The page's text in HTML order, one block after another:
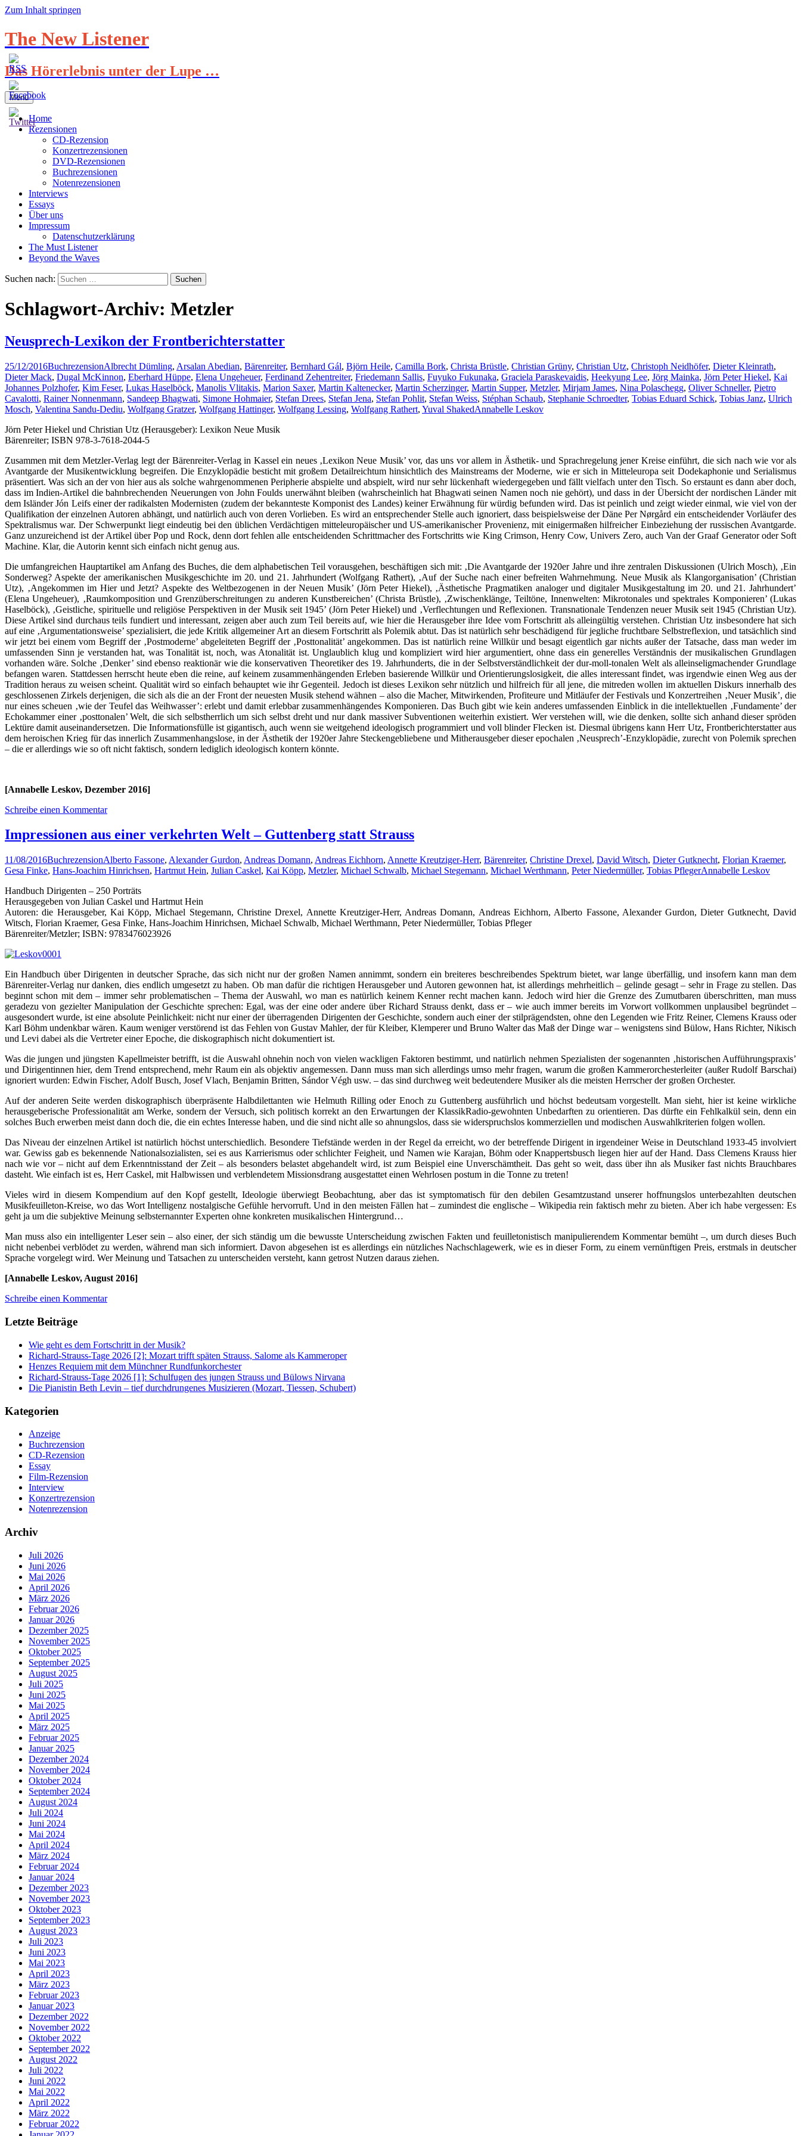
Zum Inhalt springen
The New Listener
Das Hörerlebnis unter der Lupe …
Menü
Home
Rezensionen
CD-Rezension
Konzertrezensionen
DVD-Rezensionen
Buchrezensionen
Notenrezensionen
Interviews
Essays
Über uns
Impressum
Datenschutzerklärung
The Must Listener
Beyond the Waves
Suchen nach:
Schlagwort-Archiv: Metzler
Neusprech-Lexikon der Frontberichterstatter
25/12/2016BuchrezensionAlbrecht Dümling, Arsalan Abedian, Bärenreiter, Bernhard Gál, Björn Heile, Camilla Bork, Christa Brüstle, Christian Grüny, Christian Utz, Christoph Neidhöfer, Dieter Kleinrath,
Dieter Mack, Dugal McKinnon, Eberhard Hüppe, Elena Ungeheuer, Ferdinand Zehentreiter, Friedemann Sallis, Fuyuko Fukunaka, Graciela Paraskevaidis, Heekyung Lee, Jörg Mainka, Jörn Peter Hiekel, Kai
Johannes Polzhofer, Kim Feser, Lukas Haselböck, Manolis Vlitakis, Marion Saxer, Martin Kaltenecker, Martin Scherzinger, Martin Supper, Metzler, Mirjam James, Nina Polaschegg, Oliver Schneller, Pietro
Cavalotti, Rainer Nonnenmann, Sandeep Bhagwati, Simone Hohmaier, Stefan Drees, Stefan Jena, Stefan Pohlit, Stefan Weiss, Stéphan Schaub, Stephanie Schroedter, Tobias Eduard Schick, Tobias Janz, Ulrich
Mosch, Valentina Sandu-Dediu, Wolfgang Gratzer, Wolfgang Hattinger, Wolfgang Lessing, Wolfgang Rathert, Yuval ShakedAnnabelle Leskov
Jörn Peter Hiekel und Christian Utz (Herausgeber): Lexikon Neue Musik
Bärenreiter; ISBN 978-3-7618-2044-5
Zusammen mit dem Metzler-Verlag legt der Bärenreiter-Verlag in Kassel ein neues ‚Lexikon Neue Musik’ vor, das uns vor allem in Ästhetik- und Sprachregelung jener Kreise einführt, die sich nach wie vor als
Avantgarde der Musikentwicklung begreifen. Die Enzyklopädie besticht mit großem Detailreichtum hinsichtlich des Mainstreams der Moderne, wie er sich in Mitteleuropa seit Dodekaphonie und Serialismus
präsentiert. Was sich an der von hier aus als solche wahrgenommenen Peripherie abspielte und abspielt, wird nur sehr lückenhaft wiedergegeben und fällt vielfach unter den Tisch. So erstaunt es dann aber doch,
dass im Indien-Artikel die bahnbrechenden Neuerungen von John Foulds unerwähnt bleiben (wahrscheinlich hat Bhagwati seinen Namen noch nie gehört), und dass in der Übersicht der nordischen Länder mit
dem Isländer Jón Leifs einer der radikalsten Modernisten (zudem der bekannteste Komponist des Landes) keiner Erwähnung für würdig befunden wird. Das ist peinlich und zeigt wieder einmal, wie viel von der
Qualifikation der einzelnen Autoren abhängt, und natürlich auch von deren Vorlieben. Es wird an entsprechender Stelle auch ignoriert, dass beispielsweise der Däne Per Nørgård ein entscheidender Vorläufer des
Spektralismus war. Der Schwerpunkt liegt eindeutig bei den üblichen Verdächtigen mitteleuropäischer und US-amerikanischer Provenienz, mit einigermaßen hilfreicher Einbeziehung der russischen Avantgarde.
Ganz unzureichend ist der Artikel über Pop und Rock, denn dort fehlen alle entscheidenden Schrittmacher des Fortschritts wie King Crimson, Henry Cow, Univers Zero, auch Van der Graaf Generator oder Soft
Machine. Klar, die Autorin kennt sich einfach nicht genug aus.
Die umfangreichen Hauptartikel am Anfang des Buches, die dem alphabetischen Teil vorausgehen, beschäftigen sich mit: ‚Die Avantgarde der 1920er Jahre und ihre zentralen Diskussionen (Ulrich Mosch), ‚Ein
Sonderweg? Aspekte der amerikanischen Musikgeschichte im 20. und 21. Jahrhundert (Wolfgang Rathert), ‚Auf der Suche nach einer befreiten Wahrnehmung. Neue Musik als Klangorganisation’ (Christian
Utz), ‚Angekommen im Hier und Jetzt? Aspekte des Weltbezogenen in der Neuen Musik’ (Jörn Peter Hiekel), ‚Ästhetische Pragmatiken analoger und digitaler Musikgestaltung im 20. und 21. Jahrhundert’
(Elena Ungeheuer), ‚Raumkomposition und Grenzüberschreitungen zu anderen Kunstbereichen’ (Christa Brüstle), ‚Zwischenklänge, Teiltöne, Innenwelten: Mikrotonales und spektrales Komponieren’ (Lukas
Haselböck), ‚Geistliche, spirituelle und religiöse Perspektiven in der Musik seit 1945’ (Jörn Peter Hiekel) und ‚Verflechtungen und Reflexionen. Transnationale Tendenzen neuer Musik seit 1945 (Christian Utz).
Diese Artikel sind durchaus teils fundiert und interessant, zeigen aber auch zum Teil bereits auf, wie hier die Herausgeber ihre Idee vom Fortschritt als alleingültig verstehen. Christian Utz insbesondere hat sich
auf eine ‚Argumentationsweise’ spezialisiert, die jede Kritik allgemeiner Art an diesem Fortschritt als Polemik abtut. Das ist natürlich sehr beschädigend für jegliche fruchtbare Selbstreflexion, und tatsächlich sind
wir jetzt bei einem vom Begriff der ‚Postmoderne’ abgeleiteten Begriff der ‚Posttonalität’ angekommen. Das ist natürlich reine Willkür und besagt eigentlich gar nichts außer der Tatsache, dass man weder im
umfassenden Sinn je verstanden hat, was Tonalität ist, noch, was Atonalität ist. Unglaublich klug und kompliziert wird hier argumentiert, ohne dass ein generelles Verständnis der musikalischen Grundlagen
vorhanden wäre. Solche ‚Denker’ sind ebenso reaktionär wie die konservativen Theoretiker des 19. Jahrhunderts, die in der Selbstverständlichkeit der dur-moll-tonalen Welt als alleinseligmachender Grundlage
befangen waren. Stattdessen herrscht heute eben die reine, auf keinem zusammenhängenden Erleben basierende Willkür und Orientierungslosigkeit, die alles interessant findet, was irgendwie einen Weg aus der
Tradition heraus zu weisen scheint. Qualität wird so einfach behauptet wie ihr Gegenteil. Jedoch ist dieses Lexikon sehr nützlich und hilfreich für all jene, die mitreden wollen im aktuellen Diskurs innerhalb des
geschlossenen Zirkels derjenigen, die sich als die an der Front der neuesten Musik stehend wähnen – also die Macher, Mitwirkenden, Profiteure und Mitläufer der Festivals und Konzertreihen ‚Neuer Musik’, die
nur eines scheuen ‚wie der Teufel das Weihwasser’: erlebt und damit erlebbar zusammenhängendes Komponieren. Das Buch gibt wie kein anderes umfassenden Einblick in die intellektuellen ‚Fundamente’ der
Echokammer einer ‚posttonalen’ Welt, die sich selbstherrlich um sich selbst dreht und nur dank massiver Subventionen weiterhin existiert. Wer verstehen will, wie die denken, sollte sich anhand dieser spröden
Lektüre damit auseinandersetzen. Die Informationsfülle ist gigantisch, auch wenn sie weitgehend ideologisch programmiert und voll blinder Flecken ist. Diesmal übrigens kann Herr Utz, Frontberichterstatter aus
dem heroischen Krieg für das innerlich Zusammenhangslose, in der Ästhetik der 1920er Jahre Steckengebliebene und Mitherausgeber dieser epochalen ‚Neusprech’-Enzyklopädie, zurecht von Polemik sprechen
– die er allerdings wie so oft nicht faktisch, sondern lediglich ideologisch kontern könnte.
[Annabelle Leskov, Dezember 2016]
Schreibe einen Kommentar
Impressionen aus einer verkehrten Welt – Guttenberg statt Strauss
11/08/2016BuchrezensionAlberto Fassone, Alexander Gurdon, Andreas Domann, Andreas Eichhorn, Annette Kreutziger-Herr, Bärenreiter, Christine Drexel, David Witsch, Dieter Gutknecht, Florian Kraemer,
Gesa Finke, Hans-Joachim Hinrichsen, Hartmut Hein, Julian Caskel, Kai Köpp, Metzler, Michael Schwalb, Michael Stegemann, Michael Werthmann, Peter Niedermüller, Tobias PflegerAnnabelle Leskov
Handbuch Dirigenten – 250 Porträts
Herausgegeben von Julian Caskel und Hartmut Hein
Autoren: die Herausgeber, Kai Köpp, Michael Stegemann, Christine Drexel, Annette Kreutziger-Herr, Andreas Domann, Andreas Eichhorn, Alberto Fassone, Alexander Gurdon, Dieter Gutknecht, David
Witsch, Florian Kraemer, Gesa Finke, Hans-Joachim Hinrichsen, Michael Schwalb, Michael Werthmann, Peter Niedermüller, Tobias Pfleger
Bärenreiter/Metzler; ISBN: 9783476023926
Ein Handbuch über Dirigenten in deutscher Sprache, das sich nicht nur der großen Namen annimmt, sondern ein breiteres beschreibendes Spektrum bietet, war lange überfällig, und insofern kann man dem
Bärenreiter-Verlag nur danken, dies endlich umgesetzt zu haben. Ob man dafür die richtigen Herausgeber und Autoren gewonnen hat, ist allerdings mehrheitlich – gelinde gesagt – sehr in Frage zu stellen. Das
beginnt schon mit dem – immer sehr problematischen – Thema der Auswahl, wo man es natürlich keinem Kenner recht machen kann. Jedoch wird hier die Grenze des Zumutbaren überschritten, man muss
geradezu von gezielter Manipulation der Geschichte sprechen: Egal, was der eine oder andere über Richard Strauss denkt, dass er – wie auch immer bereits im Vorwort vollkommen unplausibel begründet –
ausgesondert wurde, ist eine absolute Peinlichkeit: nicht nur einer der überragenden Dirigenten der Geschichte, sondern auch einer der stilprägendsten, ohne den Legenden wie Fritz Reiner, Clemens Krauss oder
Karl Böhm undenkbar wären. Kaum weniger verstörend ist das Fehlen von Gustav Mahler, der für Kleiber, Klemperer und Bruno Walter das Maß der Dinge war – wenigstens sind Bülow, Hans Richter, Nikisch
und Levi dabei als die Vertreter einer Epoche, die diskographisch nicht dokumentiert ist.
Was die jungen und jüngsten Kapellmeister betrifft, ist die Auswahl ohnehin noch von vielen wackligen Faktoren bestimmt, und natürlich nehmen Spezialisten der sogenannten ‚historischen Aufführungspraxis’
und Dirigentinnen hier, dem Trend entsprechend, mehr Raum ein als objektiv angemessen. Dann muss man sich allerdings umso mehr fragen, warum die großen Kammerorchesterleiter (außer Rudolf Barschai)
ignoriert wurden: Edwin Fischer, Adolf Busch, Josef Vlach, Benjamin Britten, Sándor Végh usw. – das sind durchweg weit bedeutendere Musiker als die meisten Herrscher der großen Orchester.
Auf der anderen Seite werden diskographisch überpräsente Halbdilettanten wie Helmuth Rilling oder Enoch zu Guttenberg ausführlich und höchst bedeutsam vorgestellt. Man sieht, hier ist keine wirkliche
herausgeberische Professionalität am Werke, sondern der Versuch, sich politisch korrekt an den Erwartungen der KlassikRadio-gewohnten Unbedarften zu orientieren. Das dürfte ein Fehlkalkül sein, denn ein
solches Buch erwerben meist dann doch die, die ein echtes Interesse haben, und die sind nicht alle so ahnungslos, dass sie widerspruchslos kommerziellen und modischen Auswahlkriterien folgen wollen.
Das Niveau der einzelnen Artikel ist natürlich höchst unterschiedlich. Besondere Tiefstände werden in der Regel da erreicht, wo der betreffende Dirigent in irgendeiner Weise in Deutschland 1933-45 involviert
war. Gewiss gab es bekennende Nationalsozialisten, sei es aus Karrierismus oder schlichter Feigheit, und Namen wie Karajan, Böhm oder Knappertsbusch liegen hier auf der Hand. Dass Clemens Krauss hier
nach wie vor – nicht auf dem Erkenntnisstand der Zeit – als besonders belastet abgehandelt wird, ist zum Beispiel eine Unverschämtheit. Das geht so weit, dass über ihn als Musiker fast nichts Brauchbares
dasteht. Wie einfach ist es, Herr Caskel, mit Halbwissen und verblendetem Missionsdrang ausgestattet einen Wehrlosen postum in die Tonne zu treten!
Vieles wird in diesem Kompendium auf den Kopf gestellt, Ideologie überwiegt Beobachtung, aber das ist symptomatisch für den debilen Gesamtzustand unserer hoffnungslos unterbezahlten deutschen
Musikfeuilleton-Kreise, wo das Wort Intelligenz nostalgische Gefühle hervorruft. Und in den meisten Fällen hat – zumindest die englische – Wikipedia rein faktisch mehr zu bieten. Aber ich habe vergessen: Es
geht ja um die subjektive Meinung selbsternannter Experten ohne konkreten musikalischen Hintergrund…
Man muss also ein intelligenter Leser sein – also einer, der sich ständig um die bewusste Unterscheidung zwischen Fakten und feuilletonistisch manipulierendem Kommentar bemüht –, um durch dieses Buch
nicht nebenbei verblödet zu werden, während man sich informiert. Davon abgesehen ist es allerdings ein nützliches Nachschlagewerk, wie es in dieser Form, zu einem vernünftigen Preis, erstmals in deutscher
Sprache vorgelegt wird. Wer Meinung und Tatsachen zu unterscheiden versteht, kann getrost Nutzen daraus ziehen.
[Annabelle Leskov, August 2016]
Schreibe einen Kommentar
Letzte Beiträge
Wie geht es dem Fortschritt in der Musik?
Richard-Strauss-Tage 2026 [2]: Mozart trifft späten Strauss, Salome als Kammeroper
Henzes Requiem mit dem Münchner Rundfunkorchester
Richard-Strauss-Tage 2026 [1]: Schulfugen des jungen Strauss und Bülows Nirvana
Die Pianistin Beth Levin – tief durchdrungenes Musizieren (Mozart, Tiessen, Schubert)
Kategorien
Anzeige
Buchrezension
CD-Rezension
Essay
Film-Rezension
Interview
Konzertrezension
Notenrezension
Archiv
Juli 2026
Juni 2026
Mai 2026
April 2026
März 2026
Februar 2026
Januar 2026
Dezember 2025
November 2025
Oktober 2025
September 2025
August 2025
Juli 2025
Juni 2025
Mai 2025
April 2025
März 2025
Februar 2025
Januar 2025
Dezember 2024
November 2024
Oktober 2024
September 2024
August 2024
Juli 2024
Juni 2024
Mai 2024
April 2024
März 2024
Februar 2024
Januar 2024
Dezember 2023
November 2023
Oktober 2023
September 2023
August 2023
Juli 2023
Juni 2023
Mai 2023
April 2023
März 2023
Februar 2023
Januar 2023
Dezember 2022
November 2022
Oktober 2022
September 2022
August 2022
Juli 2022
Juni 2022
Mai 2022
April 2022
März 2022
Februar 2022